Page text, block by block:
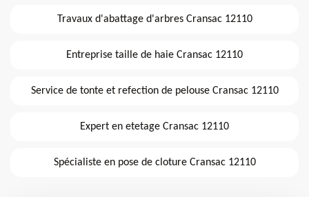
Travaux d'abattage d'arbres Cransac 12110
Entreprise taille de haie Cransac 12110
Service de tonte et refection de pelouse Cransac 12110
Expert en etetage Cransac 12110
Spécialiste en pose de cloture Cransac 12110